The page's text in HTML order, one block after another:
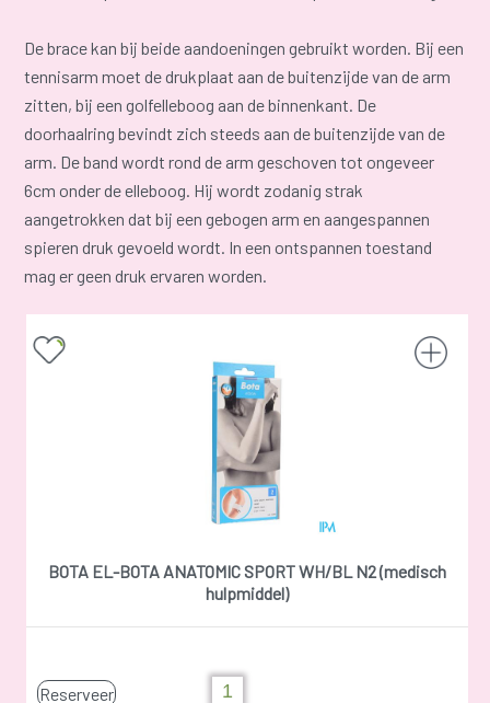
De brace kan bij beide aandoeningen gebruikt worden. Bij een
tennisarm moet de drukplaat aan de buitenzijde van de arm
zitten, bij een golfelleboog aan de binnenkant. De
doorhaalring bevindt zich steeds aan de buitenzijde van de
arm. De band wordt rond de arm geschoven tot ongeveer
6cm onder de elleboog. Hij wordt zodanig strak
aangetrokken dat bij een gebogen arm en aangespannen
spieren druk gevoeld wordt. In een ontspannen toestand
mag er geen druk ervaren worden.
BOTA EL-BOTA ANATOMIC SPORT WH/BL N2 (medisch
hulpmiddel)
Reserveer